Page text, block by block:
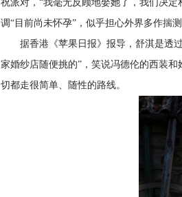
祝派对，“我毫无反顾地娶她了，我们决
调“目前尚未怀孕”，似乎担心外界多作揣测
据香港《苹果日报》报导，舒淇是透
家婚纱店随便挑的”，笑说冯德伦的西装
切都走很简单、随性的路线。